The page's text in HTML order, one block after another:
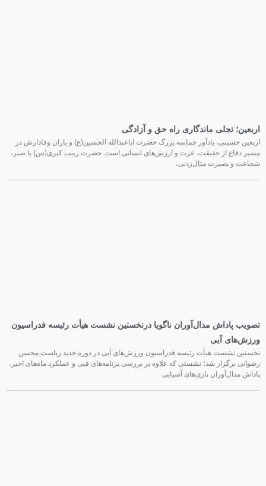
اربعین؛ تجلی ماندگاری راه حق و آزادگی
اربعین حسینی، یادآور حماسه بزرگ حضرت اباعبدالله الحسین(ع) و یاران وفادارش در
مسیر دفاع از حقیقت، عزت و ارزش‌های انسانی است. حضرت زینب کبری(س) با صبر،
شجاعت و بصیرت مثال‌زدنی،
تصویب پاداش مدال‌آوران ناگویا درنخستین نشست هیأت رئیسه فدراسیون
ورزش‌های آبی
نخستین نشست هیأت رئیسه فدراسیون ورزش‌های آبی در دوره جدید ریاست محسن
رضوانی برگزار شد؛ نشستی که علاوه بر بررسی برنامه‌های فنی و عملکرد ماه‌های اخیر،
پاداش مدال‌آوران بازی‌های آسیایی